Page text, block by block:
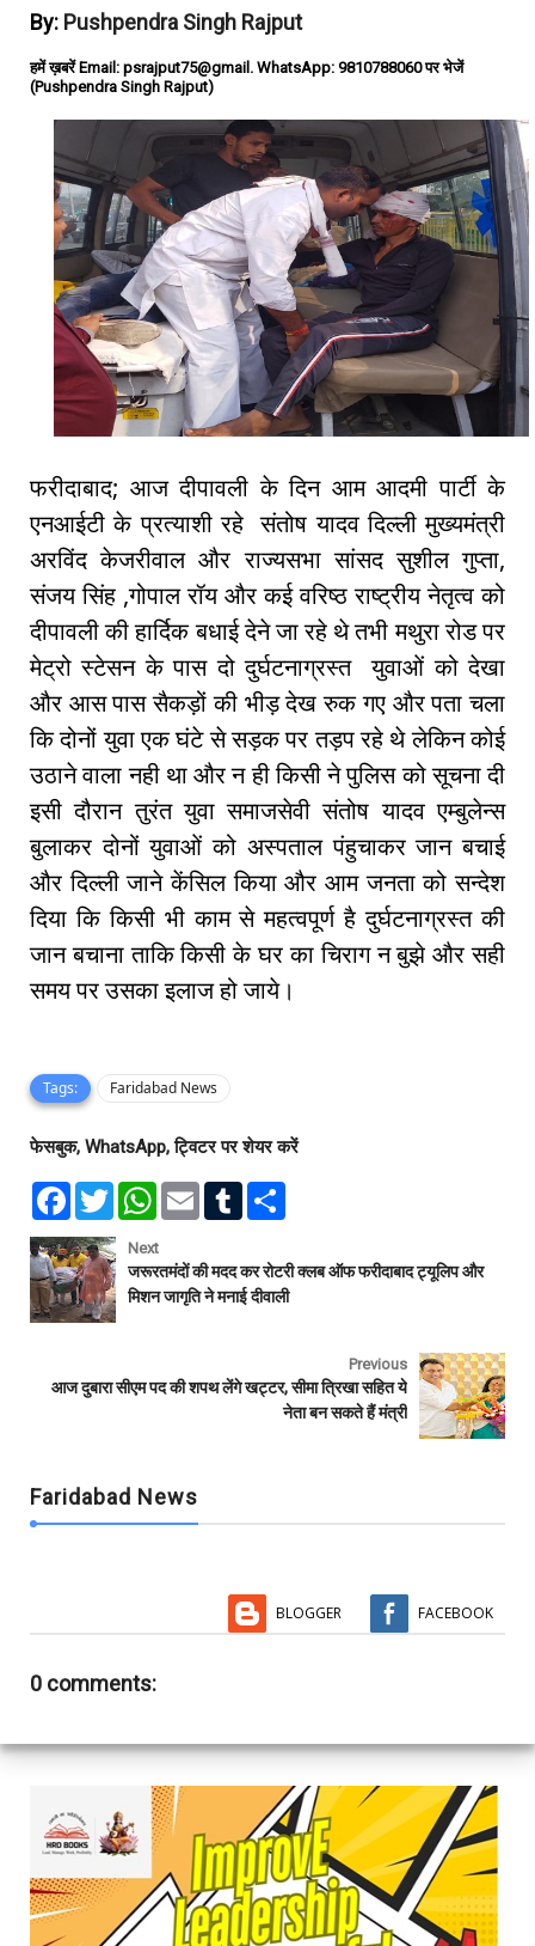
By: Pushpendra Singh Rajput
हमें ख़बरें Email: psrajput75@gmail. WhatsApp: 9810788060 पर भेजें
(Pushpendra Singh Rajput)
फरीदाबाद; आज दीपावली के दिन आम आदमी पार्टी के
एनआईटी के प्रत्याशी रहे संतोष यादव दिल्ली मुख्यमंत्री
अरविंद केजरीवाल और राज्यसभा सांसद सुशील गुप्ता,
संजय सिंह ,गोपाल रॉय और कई वरिष्ठ राष्ट्रीय नेतृत्व को
दीपावली की हार्दिक बधाई देने जा रहे थे तभी मथुरा रोड पर
मेट्रो स्टेसन के पास दो दुर्घटनाग्रस्त युवाओं को देखा
और आस पास सैकड़ों की भीड़ देख रुक गए और पता चला
कि दोनों युवा एक घंटे से सड़क पर तड़प रहे थे लेकिन कोई
उठाने वाला नही था और न ही किसी ने पुलिस को सूचना दी
इसी दौरान तुरंत युवा समाजसेवी संतोष यादव एम्बुलेन्स
बुलाकर दोनों युवाओं को अस्पताल पंहुचाकर जान बचाई
और दिल्ली जाने केंसिल किया और आम जनता को सन्देश
दिया कि किसी भी काम से महत्वपूर्ण है दुर्घटनाग्रस्त की
जान बचाना ताकि किसी के घर का चिराग न बुझे और सही
समय पर उसका इलाज हो जाये।
Tags: Faridabad News
फेसबुक, WhatsApp, ट्विटर पर शेयर करें
F
e
b
o
o
k
T
w
t
t
e
r
W
t
s
A
p
E
l
T
l
r
e
Next
जरूरतमंदों की मदद कर रोटरी क्लब ऑफ फरीदाबाद ट्यूलिप और
मिशन जागृति ने मनाई दीवाली
Previous
आज दुबारा सीएम पद की शपथ लेंगे खट्टर, सीमा त्रिखा सहित ये
नेता बन सकते हैं मंत्री
Faridabad News
BLOGGER FACEBOOK
0 comments: